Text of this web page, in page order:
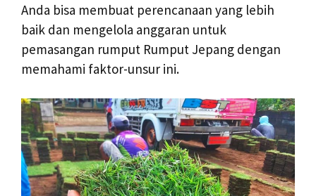
Anda bisa membuat perencanaan yang lebih
baik dan mengelola anggaran untuk
pemasangan rumput Rumput Jepang dengan
memahami faktor-unsur ini.